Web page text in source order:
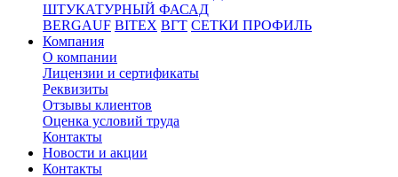
ШТУКАТУРНЫЙ ФАСАД
BERGAUF BITEX ВГТ СЕТКИ ПРОФИЛЬ
Компания
О компании
Лицензии и сертификаты
Реквизиты
Отзывы клиентов
Оценка условий труда
Контакты
Новости и акции
Контакты